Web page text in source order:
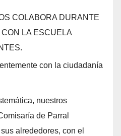
COLABORA DURANTE
LA ESCUELA
con la ciudadanía
nuestros
de Parral
alrededores, con el